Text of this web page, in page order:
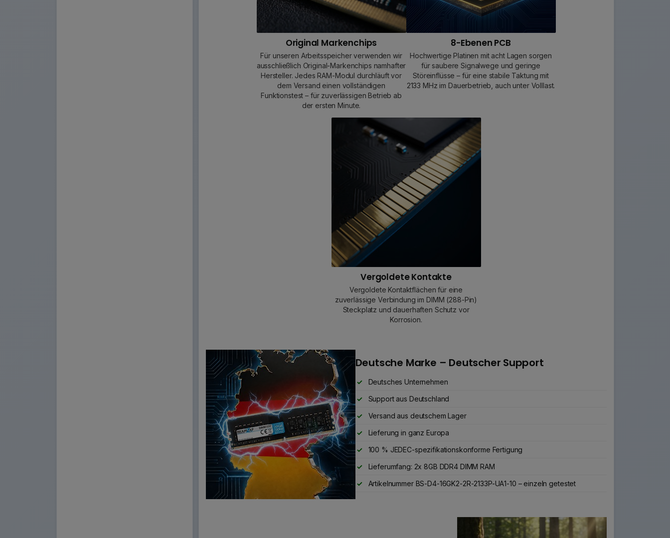
Original Markenchips
Für unseren Arbeitsspeicher verwenden wir
ausschließlich Original-Markenchips namhafter
Hersteller. Jedes RAM-Modul durchläuft vor
dem Versand einen vollständigen
Funktionstest – für zuverlässigen Betrieb ab
der ersten Minute.
8-Ebenen PCB
Hochwertige Platinen mit acht Lagen sorgen
für saubere Signalwege und geringe
Störeinflüsse – für eine stabile Taktung mit
2133 MHz im Dauerbetrieb, auch unter Volllast.
Vergoldete Kontakte
Vergoldete Kontaktflächen für eine
zuverlässige Verbindung im DIMM (288-Pin)
Steckplatz und dauerhaften Schutz vor
Korrosion.
Deutsche Marke – Deutscher Support
Deutsches Unternehmen
Support aus Deutschland
Versand aus deutschem Lager
Lieferung in ganz Europa
100 % JEDEC-spezifikationskonforme Fertigung
Lieferumfang: 2x 8GB DDR4 DIMM RAM
Artikelnummer BS-D4-16GK2-2R-2133P-UA1-10 – einzeln getestet